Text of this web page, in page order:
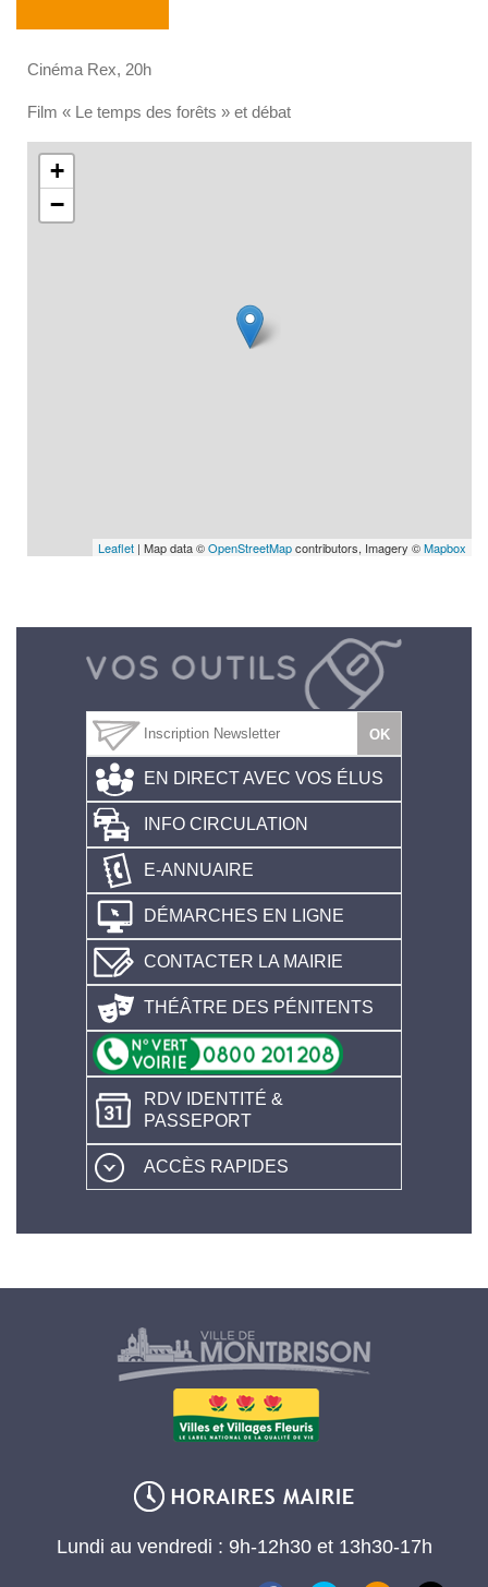
Cinéma Rex, 20h
Film « Le temps des forêts » et débat
+
−
Leaflet | Map data ©OpenStreetMapcontributors, Imagery ©Mapbox
EN DIRECT AVEC VOS ÉLUS
INFO CIRCULATION
E-ANNUAIRE
DÉMARCHES EN LIGNE
CONTACTER LA MAIRIE
THÉÂTRE DES PÉNITENTS
RDV IDENTITÉ &
PASSEPORT
ACCÈS RAPIDES
Lundi au vendredi : 9h-12h30 et 13h30-17h